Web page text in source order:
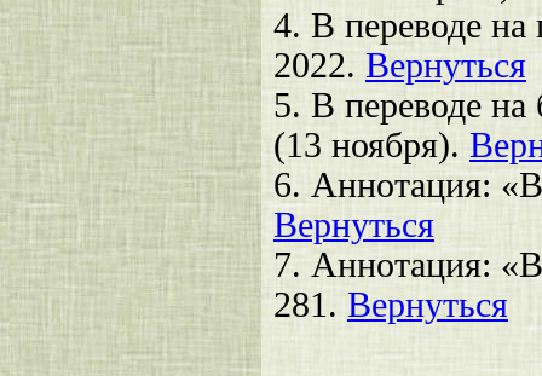
4. В переводе
2022. Вернуться
5. В переводе
(13 ноября).
6. Аннотация:
Вернуться
7. Аннотация:
281. Вернуться